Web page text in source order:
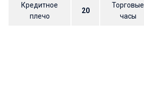
Кредитное
плечо
20
Торговые
часы